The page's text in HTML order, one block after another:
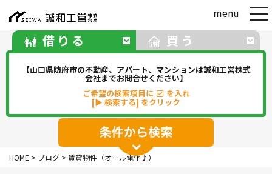
借りる 買う
【山口県防府市の不動産、アパート、マンションは誠和工営株式
会社までお問合せください】
ご希望の検索項目に
を入れ
[▶ 検索する] をクリック
アパート マンション
一戸建て
駐車場
事務所・店舗・倉庫
HOME > ブログ > 賃貸物件（オール電化♪）
menu t
o
g
l
i
g